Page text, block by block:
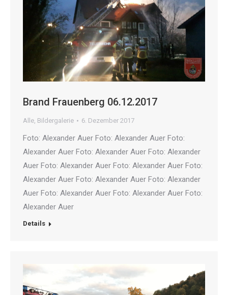
Brand Frauenberg 06.12.2017
Alle, Bildergalerie 6. Dezember 2017
Foto: Alexander Auer Foto: Alexander Auer Foto:
Alexander Auer Foto: Alexander Auer Foto: Alexander
Auer Foto: Alexander Auer Foto: Alexander Auer Foto:
Alexander Auer Foto: Alexander Auer Foto: Alexander
Auer Foto: Alexander Auer Foto: Alexander Auer Foto:
Alexander Auer
Details